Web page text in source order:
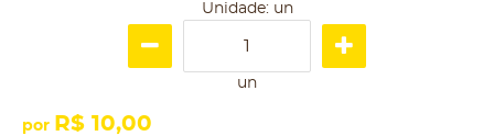
Unidade: un
un
por R$ 10,00